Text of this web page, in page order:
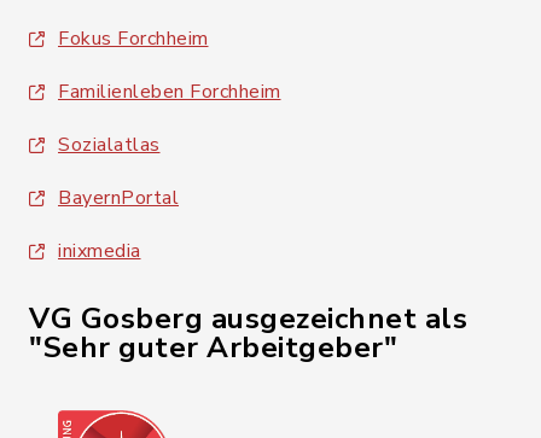
Fokus Forchheim
Familienleben Forchheim
Sozialatlas
BayernPortal
inixmedia
VG Gosberg ausgezeichnet als
"Sehr guter Arbeitgeber"